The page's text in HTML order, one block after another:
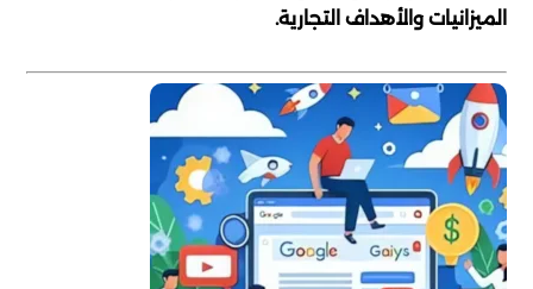
الميزانيات والأهداف التجارية.